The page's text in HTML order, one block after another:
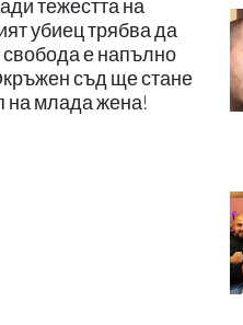
тежестта на
убиец трябва да
свобода е напълно
съд ще стане
на млада жена!